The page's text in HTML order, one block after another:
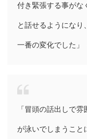
付き緊張する事がな
と話せるようにな
一番の変化でした」
「冒頭の話出しで
が泳いでしまうこと